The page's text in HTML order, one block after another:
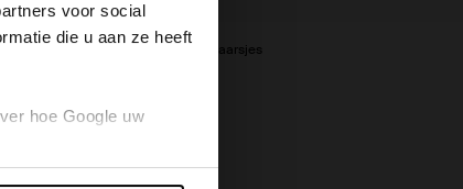
voor social
die u aan ze heeft
hoe Google uw
Zwarte leren veterlaarsjes